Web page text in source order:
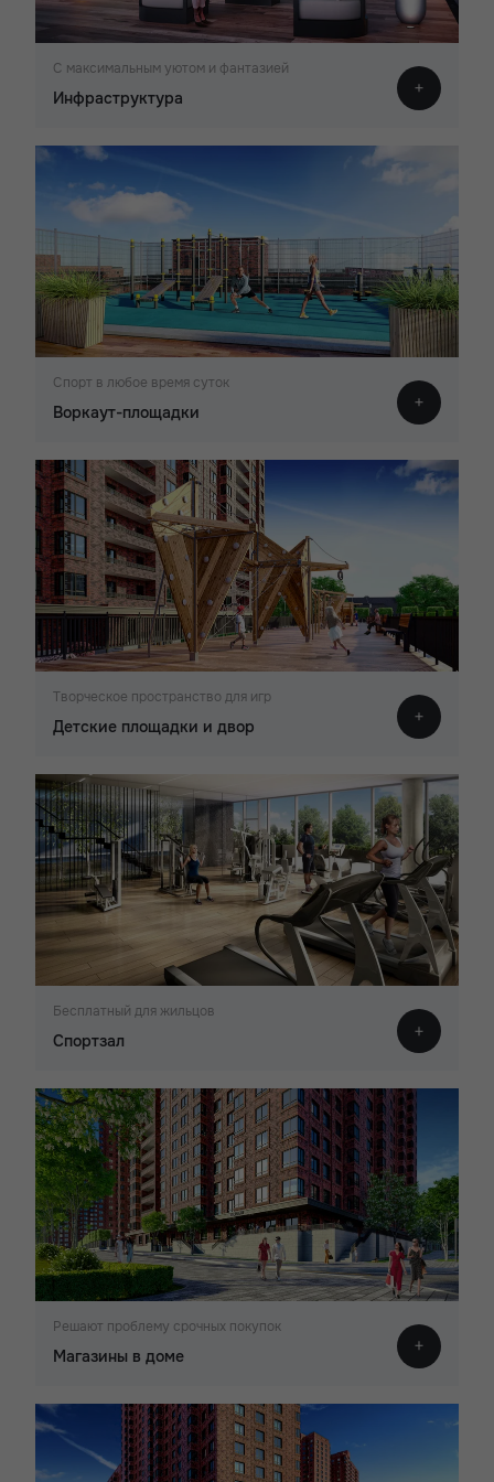
С максимальным уютом и фантазией
Инфраструктура
Спорт в любое время суток
Воркаут-площадки
Творческое пространство для игр
Детские площадки и двор
Бесплатный для жильцов
Спортзал
Решают проблему срочных покупок
Магазины в доме